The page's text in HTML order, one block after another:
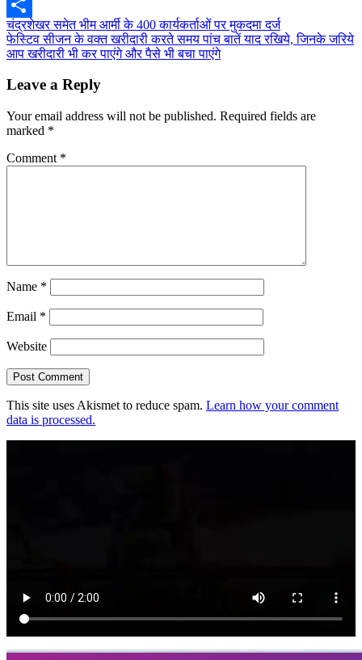
Twitter
Share
Post
navigation
चंद्रशेखर समेत भीम आर्मी के 400 कार्यकर्ताओं पर मुकदमा दर्ज
फेस्टिव सीजन के वक्त खरीदारी करते समय पांच बातें याद रखिये, जिनके जरिये
आप खरीदारी भी कर पाएंगे और पैसे भी बचा पाएंगे
Leave a Reply
Your email address will not be published. Required fields are
marked *
Comment *
Name *
Email *
Website
This site uses Akismet to reduce spam. Learn how your comment
data is processed.